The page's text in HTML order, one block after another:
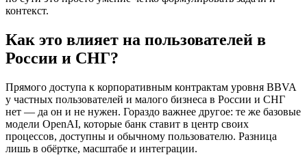
контекст.
Как это влияет на пользователей в
России и СНГ?
Прямого доступа к корпоративным контрактам уровня BBVA
у частных пользователей и малого бизнеса в России и СНГ
нет — да он и не нужен. Гораздо важнее другое: те же базовые
модели OpenAI, которые банк ставит в центр своих
процессов, доступны и обычному пользователю. Разница
лишь в обёртке, масштабе и интеграции.